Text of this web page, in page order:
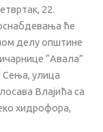
22.
ће
делу општине
“Авала”
Сења, улица
Влајића са
хидрофора,